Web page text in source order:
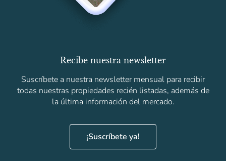
Recibe nuestra newsletter
Suscríbete a nuestra newsletter mensual para recibir
todas nuestras propiedades recién listadas, además de
la última información del mercado.
¡Suscríbete ya!